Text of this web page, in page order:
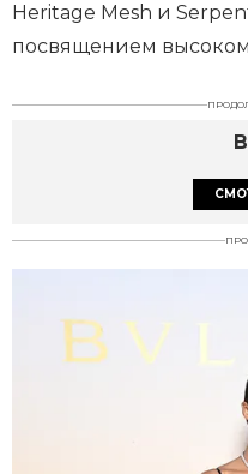
Heritage Mesh и
посвящением